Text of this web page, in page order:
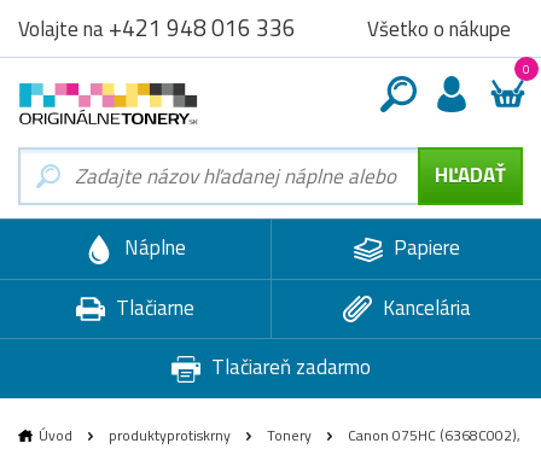
Volajte na+421 948 016 336 Všetko o nákupe
0
Náplne
Papiere
Tlačiarne
Kancelária
Tlačiareň zadarmo
Úvod produktyprotiskrny Tonery
Canon 075HC (6368C002),